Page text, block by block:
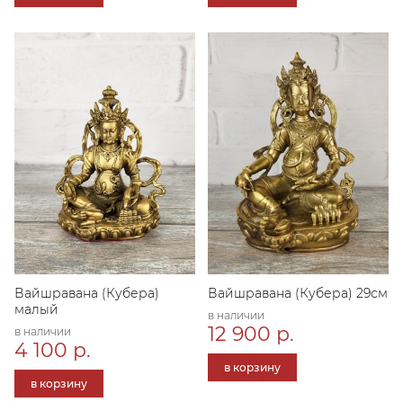
Вайшравана (Кубера)
малый
в наличии
4 100 р.
в корзину
Вайшравана (Кубера) 29см
в наличии
12 900 р.
в корзину